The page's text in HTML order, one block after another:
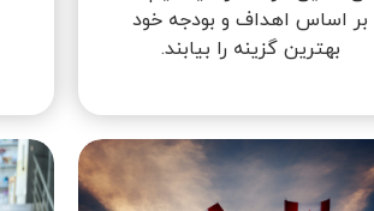
بر اساس اهداف و بودجه خود
بهترین گزینه را بیابند.